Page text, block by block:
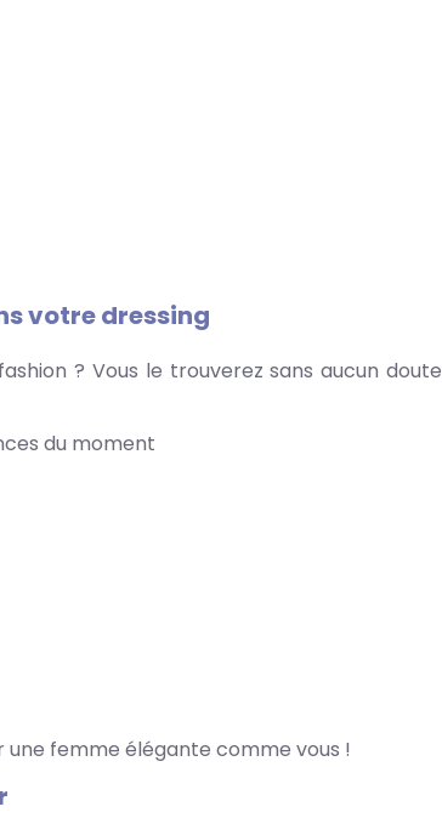
votre dressing
? Vous le trouverez sans aucun doute
du moment
une femme élégante comme vous !